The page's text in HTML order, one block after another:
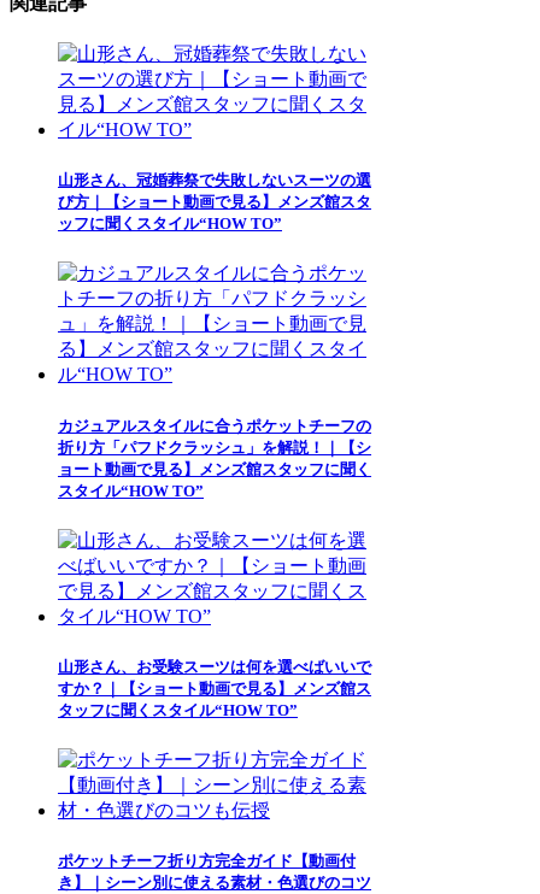
山形さん、冠婚葬祭で失敗しないスーツの選
び方｜【ショート動画で見る】メンズ館スタ
ッフに聞くスタイル“HOW TO”
カジュアルスタイルに合うポケットチーフの
折り方「パフドクラッシュ」を解説！｜【シ
ョート動画で見る】メンズ館スタッフに聞く
スタイル“HOW TO”
山形さん、お受験スーツは何を選べばいいで
すか？｜【ショート動画で見る】メンズ館ス
タッフに聞くスタイル“HOW TO”
ポケットチーフ折り方完全ガイド【動画付
き】｜シーン別に使える素材・色選びのコツ